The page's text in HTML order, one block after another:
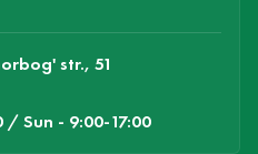
str., 51
/ Sun - 9:00-17:00